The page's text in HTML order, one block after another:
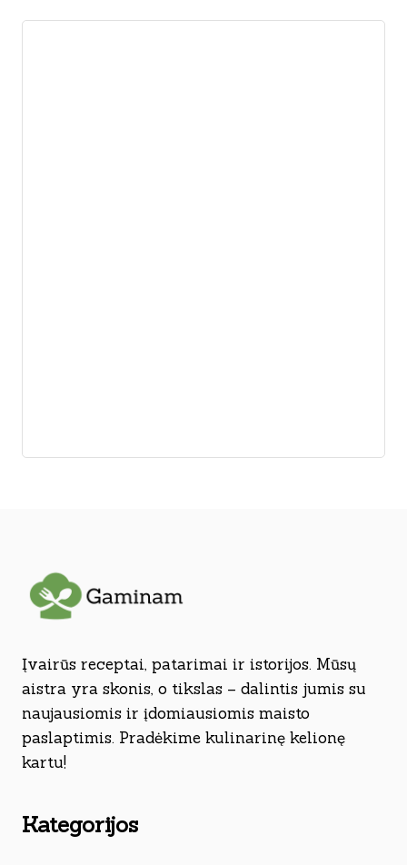
Įvairūs receptai, patarimai ir istorijos. Mūsų
aistra yra skonis, o tikslas – dalintis jumis su
naujausiomis ir įdomiausiomis maisto
paslaptimis. Pradėkime kulinarinę kelionę
kartu!
Kategorijos